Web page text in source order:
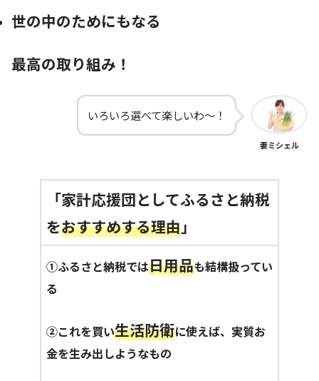
世の中のためにもなる
最高の取り組み！
いろいろ選べて楽しいわ～！
妻ミシェル
「家計応援団としてふるさと納税
をおすすめする理由」
①ふるさと納税では日用品も結構扱ってい
る
②これを買い生活防衛に使えば、実質お
金を生み出しようなもの